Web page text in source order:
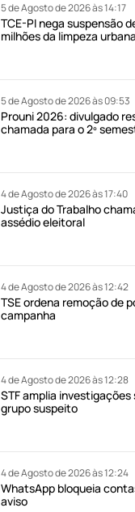
5 de Agosto de 2026 às 14:17
TCE-PI nega suspensão
milhões da limpeza
5 de Agosto de 2026 às 09:53
Prouni 2026: divulgado
chamada para o 2º
4 de Agosto de 2026 às 17:40
Justiça do Trabalho
assédio eleitoral
4 de Agosto de 2026 às 12:42
TSE ordena remoção de
campanha
4 de Agosto de 2026 às 12:28
STF amplia investigações
grupo suspeito
4 de Agosto de 2026 às 12:24
WhatsApp bloqueia
aviso